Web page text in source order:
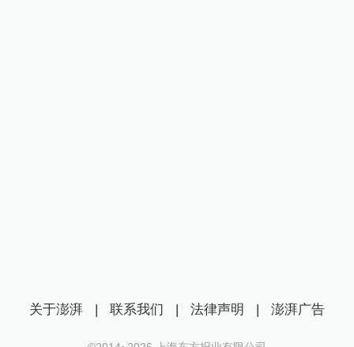
关于澎湃 | 联系我们 | 法律声明 | 澎湃广告